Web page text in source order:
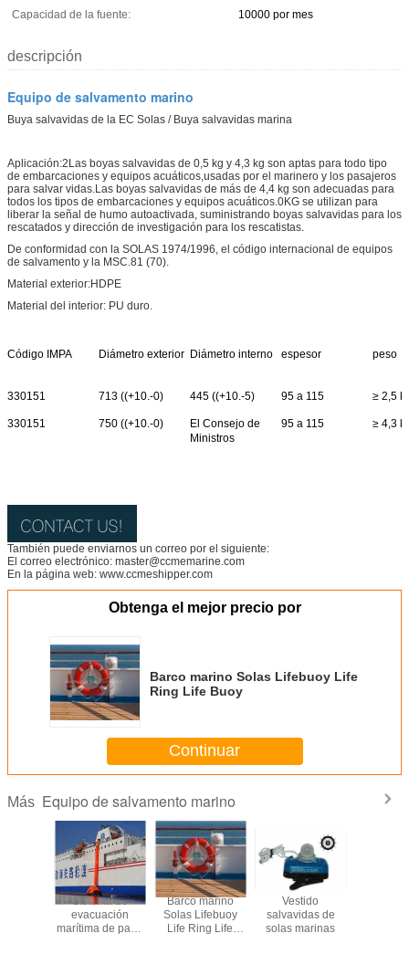
Capacidad de la fuente:
10000 por mes
descripción
Equipo de salvamento marino
Buya salvavidas de la EC Solas / Buya salvavidas marina
Aplicación:2Las boyas salvavidas de 0,5 kg y 4,3 kg son aptas para todo tipo
de embarcaciones y equipos acuáticos,usadas por el marinero y los pasajeros
para salvar vidas.Las boyas salvavidas de más de 4,4 kg son adecuadas para
todos los tipos de embarcaciones y equipos acuáticos.0KG se utilizan para
liberar la señal de humo autoactivada, suministrando boyas salvavidas para los
rescatados y dirección de investigación para los rescatistas.
De conformidad con la SOLAS 1974/1996, el código internacional de equipos
de salvamento y la MSC.81 (70).
Material exterior:HDPE
Material del interior: PU duro.
Código IMPA Diámetro exterior Diámetro interno espesor peso
330151 713 ((+10.-0) 445 ((+10.-5) 95 a 115 ≥ 2,5
330151 750 ((+10.-0)
El Consejo de
Ministros
95 a 115 ≥ 4,3
También puede enviarnos un correo por el siguiente:
El correo electrónico: master@ccmemarine.com
En la página web: www.ccmeshipper.com
Obtenga el mejor precio por
Barco marino Solas Lifebuoy Life
Ring Life Buoy
Continuar
Más Equipo de salvamento marino
Sistema de
evacuación
marítima de paso
Barco marino
Solas Lifebuoy
Life Ring Life
Vestido
salvavidas de
solas marinas